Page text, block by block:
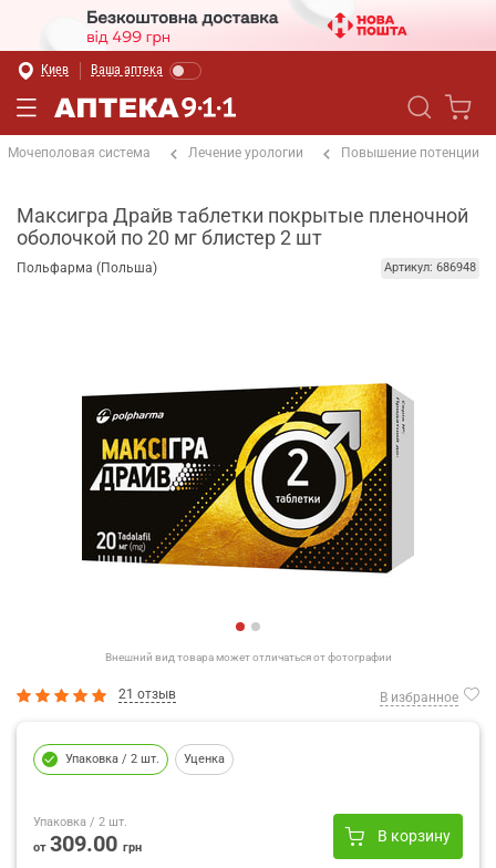
Киев Ваша аптека
Мочеполовая система Лечение урологии Повышение потенции
Максигра Драйв таблетки покрытые пленочной
оболочкой по 20 мг блистер 2 шт
Польфарма (Польша) Артикул: 686948
Внешний вид товара может отличаться от фотографии
21 отзыв В избранное
Упаковка / 2 шт. Уценка
Упаковка / 2 шт.
от 309.00 грн
В корзину